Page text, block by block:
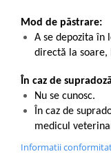
Mod de păstrare:
A se depozita în
directă la soare,
În caz de
Nu se cunosc.
În caz de
medicul
Informatii